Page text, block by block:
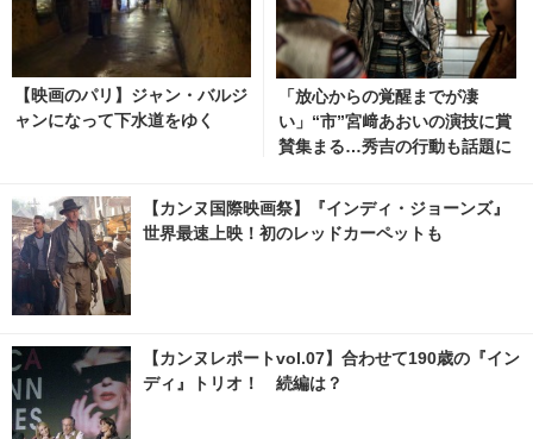
【映画のパリ】ジャン・バルジ
ャンになって下水道をゆく
「放心からの覚醒までが凄
い」“市”宮﨑あおいの演技に賞
賛集まる…秀吉の行動も話題に
真・画像 | cinemacafe.net
【カンヌ国際映画祭】『インディ・ジョーンズ』
世界最速上映！初のレッドカーペットも
【カンヌレポートvol.07】合わせて190歳の『イン
ディ』トリオ！ 続編は？